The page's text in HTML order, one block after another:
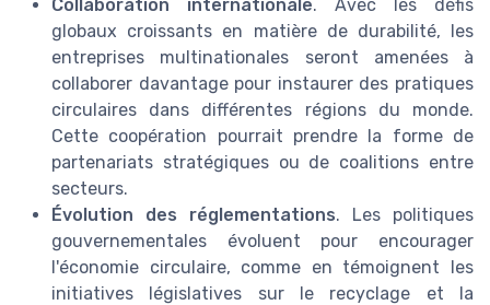
Collaboration internationale. Avec les défis
globaux croissants en matière de durabilité, les
entreprises multinationales seront amenées à
collaborer davantage pour instaurer des pratiques
circulaires dans différentes régions du monde.
Cette coopération pourrait prendre la forme de
partenariats stratégiques ou de coalitions entre
secteurs.
Évolution des réglementations. Les politiques
gouvernementales évoluent pour encourager
l'économie circulaire, comme en témoignent les
initiatives législatives sur le recyclage et la